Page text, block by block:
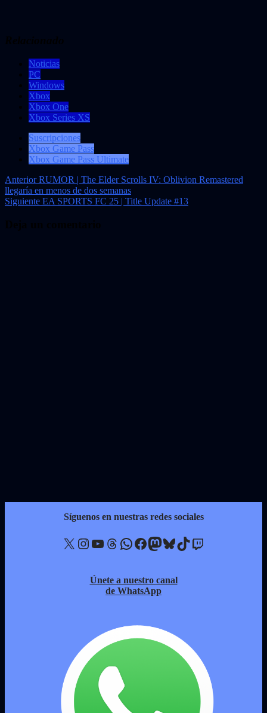
Noticias
PC
Windows
Xbox
Xbox One
Xbox Series XS
Suscripciones
Xbox Game Pass
Xbox Game Pass Ultimate
Navegación
de
AnteriorRUMOR | The Elder Scrolls IV: Oblivion Remastered
llegaría en menos de dos semanas
Siguiente EA SPORTS FC 25 | Title Update #13
Síguenos en nuestras redes sociales
X Instagram YouTube Threads WhatsApp Facebook Mastodon Bluesky TikTok Twitch
Únete a nuestro canal
de WhatsApp